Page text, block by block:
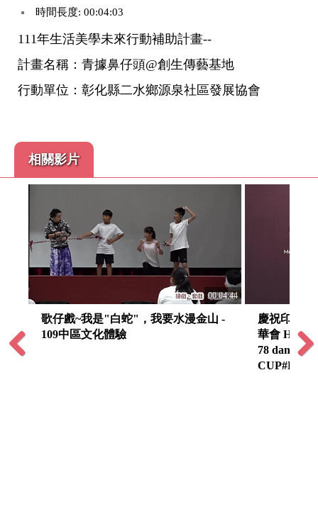
時間長度: 00:04:03
111年生活美學未來行動補助計畫--
計畫名稱：青據鼻仔頭@創生傳藝基地
行動單位：彰化縣二水鄉源泉社區發展協會
相關影片
00:04:44
歌仔戲~我是"白蛇"，我要水漫金山 -
109中區文化體驗
慶祝印尼獨
華會 Hari
78
CUP#Ke-2